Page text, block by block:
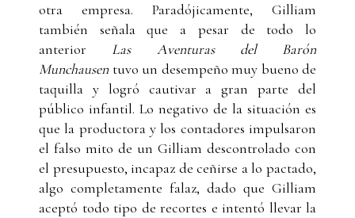
otra empresa. Paradójicamente, Gilliam
también señala que a pesar de todo lo
anterior Las Aventuras del Barón
Munchausentuvo un desempeño muy bueno de
taquilla y logró cautivar a gran parte del
público infantil. Lo negativo de la situación es
que la productora y los contadores impulsaron
el falso mito de un Gilliam descontrolado con
el presupuesto, incapaz de ceñirse a lo pactado,
algo completamente falaz, dado que Gilliam
aceptó todo tipo de recortes e intentó llevar la